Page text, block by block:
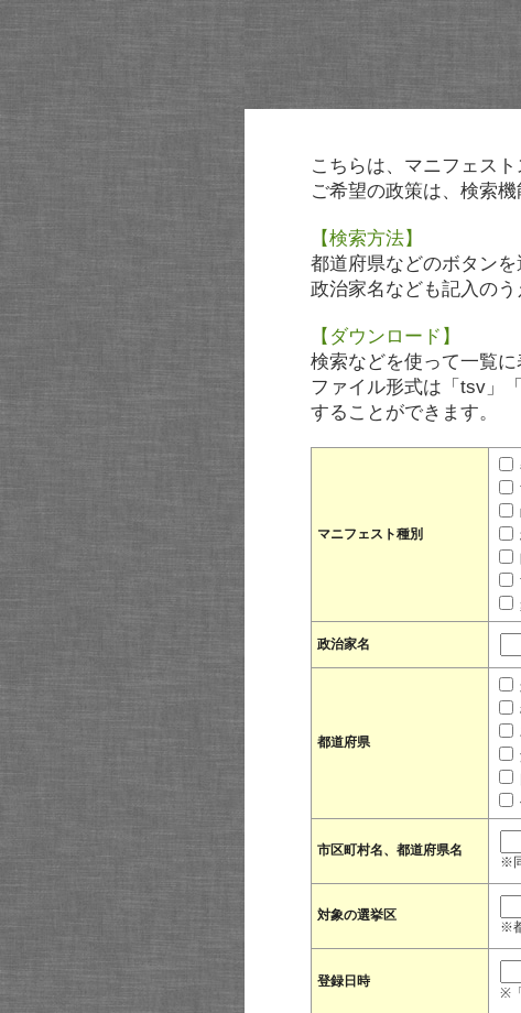
こちらは、マニフェス
ご希望の政策は、検索
【検索方法】
都道府県などのボタン
政治家名なども記入のう
【ダウンロード】
検索などを使って一覧
ファイル形式は「tsv」
することができます。
マニフェスト種別
政治家名
都道府県
市区町村名、都道府県名
※
対象の選挙区
※
登録日時
※